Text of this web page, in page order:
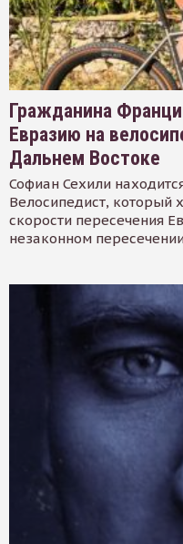
Гражданина
Евразию на
Дальнем Востоке
Софиан Сехили
Велосипедист, который
скорости пересечения
незаконном